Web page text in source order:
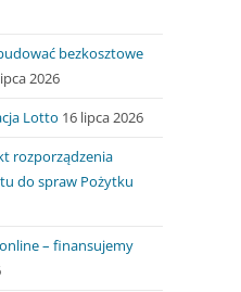
bezkosztowe
2026
Lotto 16 lipca 2026
rozporządzenia
do spraw Pożytku
– finansujemy